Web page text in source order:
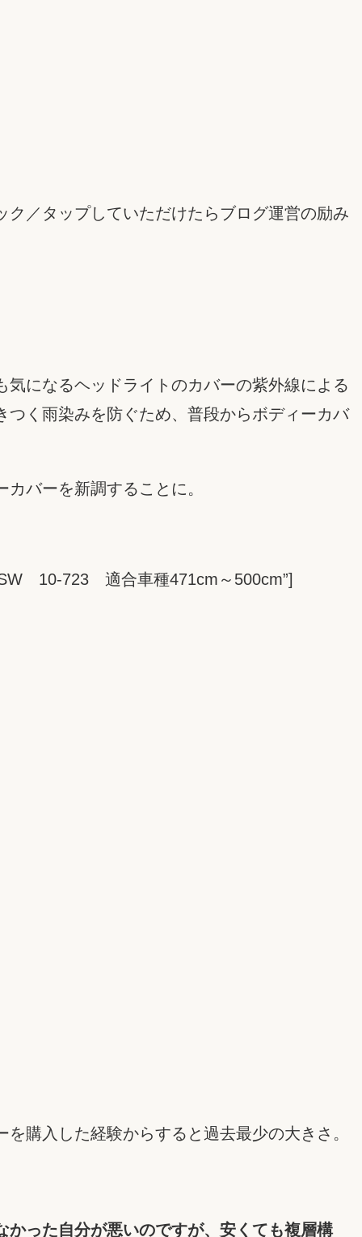
／タップしていただけたらブログ運営の励み
になるヘッドライトのカバーの紫外線による
く雨染みを防ぐため、普段からボディーカバ
バーを新調することに。
10-723 適合車種471cm～500cm”]
購入した経験からすると過去最少の大きさ。
った自分が悪いのですが、安くても複層構